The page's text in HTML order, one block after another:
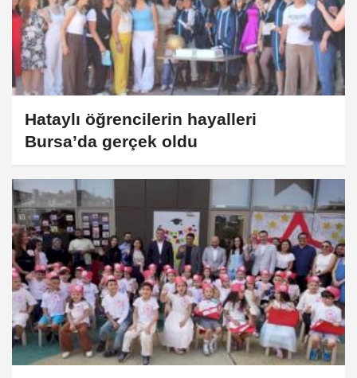
Hataylı öğrencilerin hayalleri
Bursa’da gerçek oldu